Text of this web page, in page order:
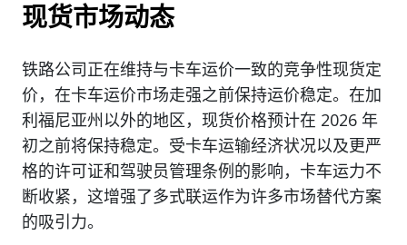
现货市场动态
铁路公司正在维持与卡车运价一致的竞争性现货定
价，在卡车运价市场走强之前保持运价稳定。在加
利福尼亚州以外的地区，现货价格预计在 2026 年
初之前将保持稳定。受卡车运输经济状况以及更严
格的许可证和驾驶员管理条例的影响，卡车运力不
断收紧，这增强了多式联运作为许多市场替代方案
的吸引力。